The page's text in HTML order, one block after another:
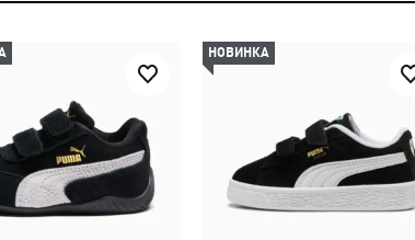
НОВИНКА